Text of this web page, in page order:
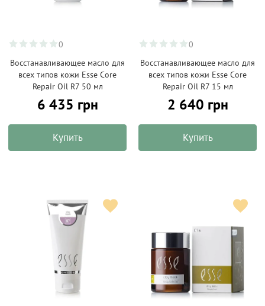
0
Восстанавливающее масло для
всех типов кожи Esse Core
Repair Oil R7 50 мл
6 435 грн
Купить
0
Восстанавливающее масло для
всех типов кожи Esse Core
Repair Oil R7 15 мл
2 640 грн
Купить